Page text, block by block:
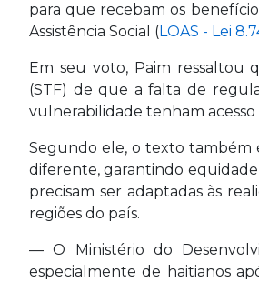
para que recebam os
Assistência Social (LOAS - Lei
Em seu voto, Paim ressaltou
(STF) de que a falta de
vulnerabilidade tenham acesso
Segundo ele, o texto também
diferente, garantindo
precisam ser adaptadas às
regiões do país.
— O Ministério do
especialmente de haitianos